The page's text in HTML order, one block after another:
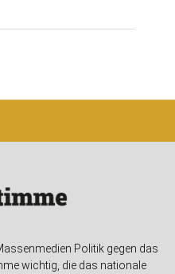
Politik gegen das
wichtig, die das nationale